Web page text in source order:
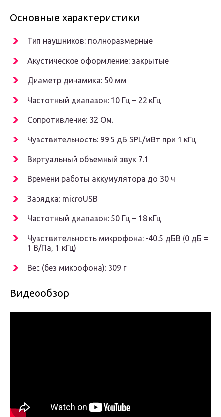
Основные характеристики
Тип наушников: полноразмерные
Акустическое оформление: закрытые
Диаметр динамика: 50 мм
Частотный диапазон: 10 Гц – 22 кГц
Сопротивление: 32 Ом.
Чувствительность: 99.5 дБ SPL/мВт при 1 кГц
Виртуальный объемный звук 7.1
Времени работы аккумулятора до 30 ч
Зарядка: microUSB
Частотный диапазон: 50 Гц – 18 кГц
Чувствительность микрофона: -40.5 дБВ (0 дБ =
1 В/Па, 1 кГц)
Вес (без микрофона): 309 г
Видеообзор